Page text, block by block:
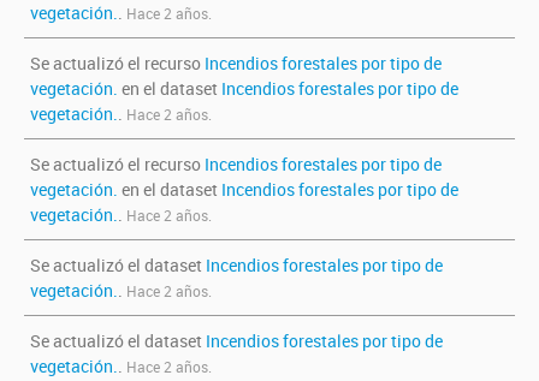
vegetación.. Hace 2 años.
Se actualizó el recurso Incendios forestales por tipo de
vegetación. en el dataset Incendios forestales por tipo de
vegetación.. Hace 2 años.
Se actualizó el recurso Incendios forestales por tipo de
vegetación. en el dataset Incendios forestales por tipo de
vegetación.. Hace 2 años.
Se actualizó el dataset Incendios forestales por tipo de
vegetación.. Hace 2 años.
Se actualizó el dataset Incendios forestales por tipo de
vegetación.. Hace 2 años.